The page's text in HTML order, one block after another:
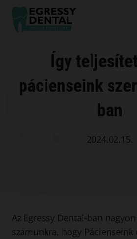
Skip
content
Így
pácienseink
ban
2024.02.15.
Az Egressy Dental-ban
számunkra, hogy Pácienseink